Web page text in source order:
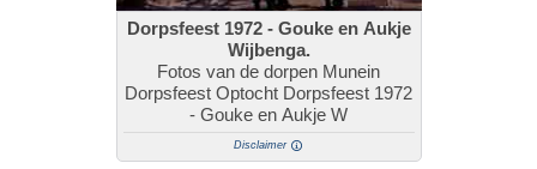
Dorpsfeest 1972 - Gouke en Aukje
Wijbenga.
Fotos van de dorpen Munein
Dorpsfeest Optocht Dorpsfeest 1972
- Gouke en Aukje W
Disclaimer